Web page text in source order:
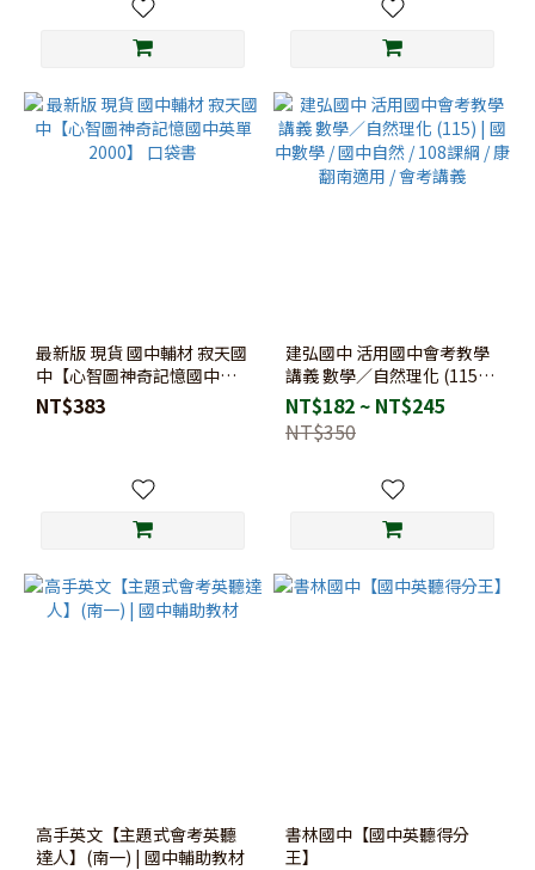
最新版 現貨 國中輔材 寂天國
中【心智圖神奇記憶國中英
單2000】 口袋書
NT$383
建弘國中 活用國中會考教學
講義 數學／自然理化 (115) |
國中數學 / 國中自然 / 108課
綱 / 康翻南適用 / 會考講義
NT$182 ~ NT$245
NT$350
高手英文【主題式會考英聽
達人】(南一) | 國中輔助教材
書林國中【國中英聽得分
王】